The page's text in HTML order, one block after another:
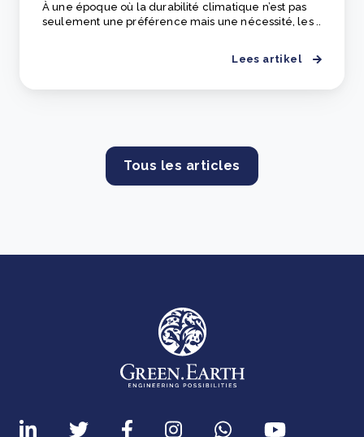
À une époque où la durabilité climatique n’est pas
seulement une préférence mais une nécessité, les ..
Lees artikel
Tous les articles